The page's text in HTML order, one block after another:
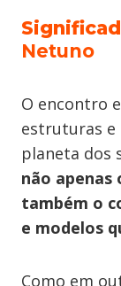
Netuno
O encontro
estruturas e
planeta dos
não apenas
também o
e modelos
Como em